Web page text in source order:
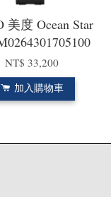
美度 Ocean Star
NT$ 33,200
加入購物車